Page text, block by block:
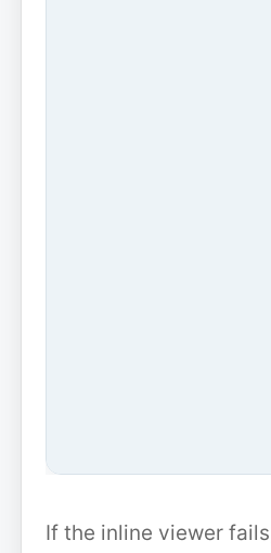
If the inline viewer